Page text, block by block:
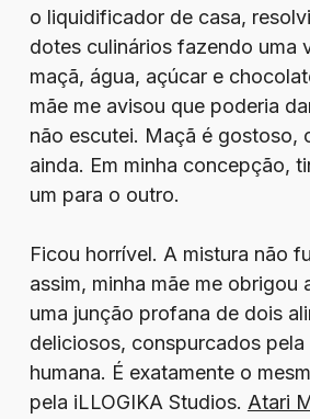
o liquidificador de casa,
dotes culinários fazendo uma
maçã, água, açúcar e
mãe me avisou que poderia
não escutei. Maçã é gostoso,
ainda. Em minha concepção,
um para o outro.
Ficou horrível. A mistura não
assim, minha mãe me obrigou
uma junção profana de dois
deliciosos, conspurcados
humana. É exatamente o
pela iLLOGIKA Studios. Atari